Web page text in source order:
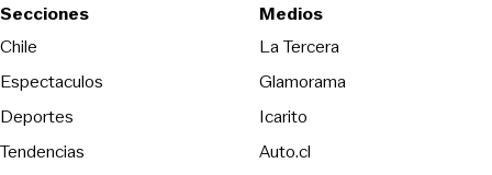
Secciones
Chile
Espectaculos
Deportes
Tendencias
Medios
La TerceraOpens in new
Glamorama
Icarito
Auto.cl